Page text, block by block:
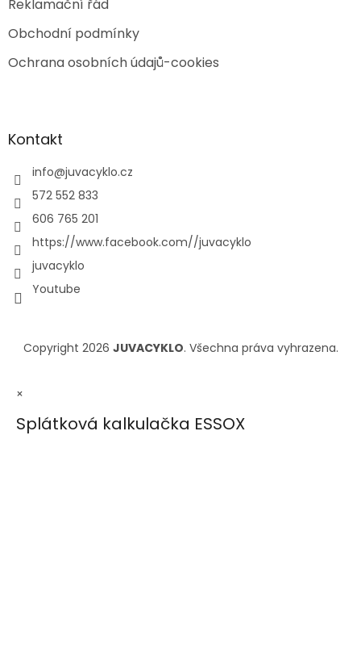
Reklamační řád
Obchodní podmínky
Ochrana osobních údajů-cookies
Kontakt
info@juvacyklo.cz
572 552 833
606 765 201
https://www.facebook.com//juvacyklo
juvacyklo
Youtube
Copyright 2026 JUVACYKLO. Všechna práva vyhrazena.
×
Splátková kalkulačka ESSOX